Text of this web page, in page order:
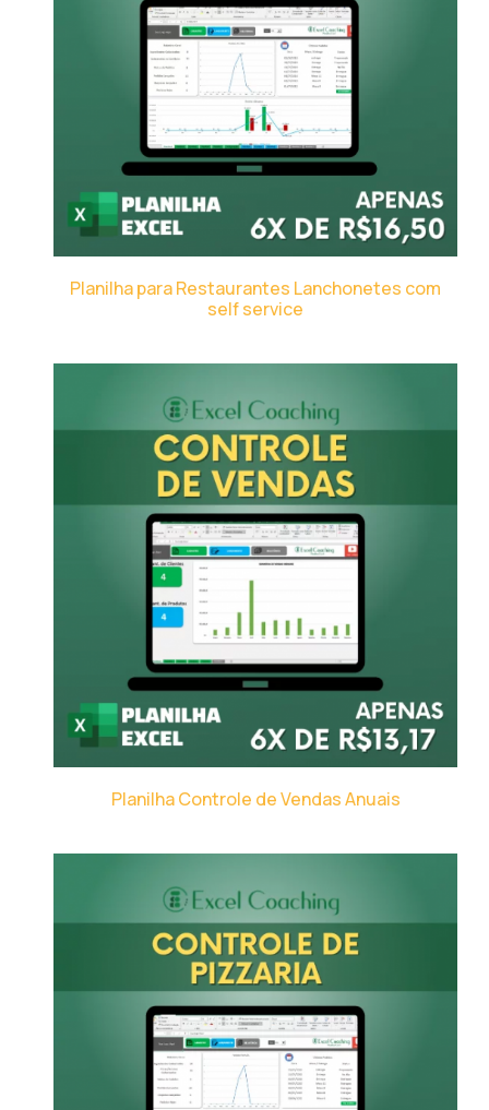
Planilha para Restaurantes Lanchonetes com
self service
Planilha Controle de Vendas Anuais